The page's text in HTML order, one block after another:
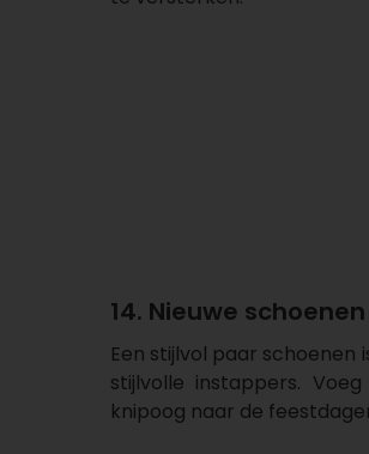
14. Nieuwe schoenen
Een stijlvol paar schoenen
stijlvolle instappers.
knipoog naar de